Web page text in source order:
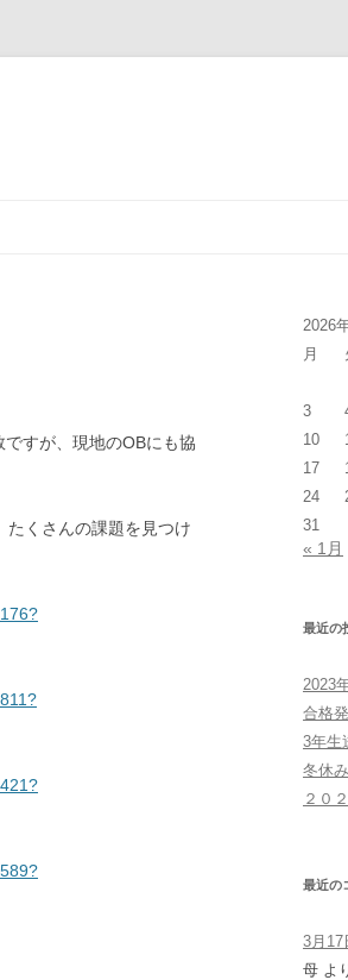
すが、現地のOBにも協
たくさんの課題を見つけ
2026
月
3
10
17
24
31
« 1月
最近の
2023
合格
3年生
冬休
２０
最近の
3月17
母 よ